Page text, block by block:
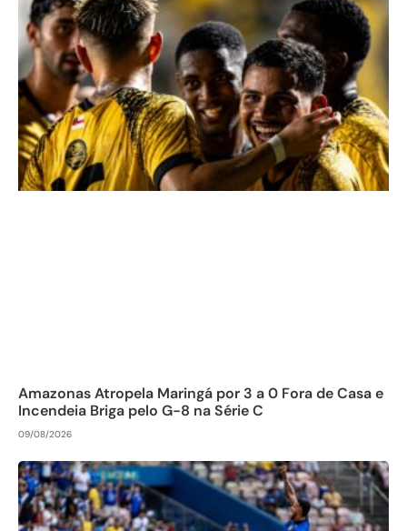
Amazonas Atropela Maringá por 3 a 0 Fora de Casa e
Incendeia Briga pelo G-8 na Série C
09/08/2026